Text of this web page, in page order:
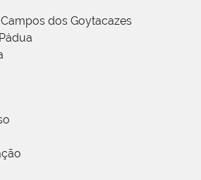
dos Goytacazes